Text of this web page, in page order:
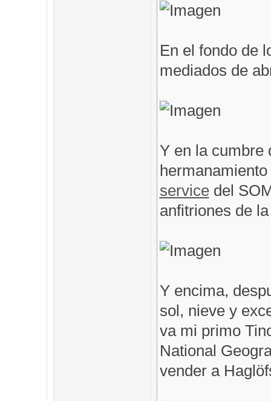
En el fondo de
mediados de
Y en la cumbre
servicedel
anfitriones de
Y encima,
sol, nieve y
va mi primo
National
vender a